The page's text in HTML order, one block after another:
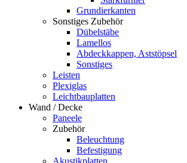
Grundierkanten
Sonstiges Zubehör
Dübelstäbe
Lamellos
Abdeckkappen, Aststöpsel
Sonstiges
Leisten
Plexiglas
Leichtbauplatten
Wand / Decke
Paneele
Zubehör
Beleuchtung
Befestigung